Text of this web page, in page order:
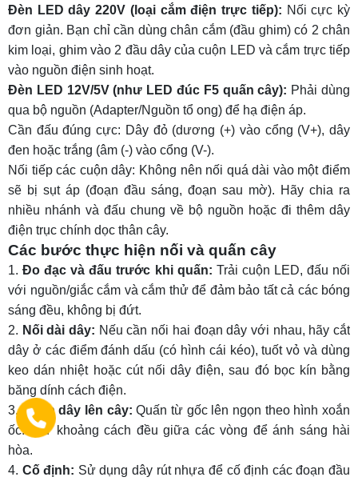
Đèn LED dây 220V (loại cắm điện trực tiếp): Nối cực kỳ
đơn giản. Bạn chỉ cần dùng chân cắm (đầu ghim) có 2 chân
kim loại, ghim vào 2 đầu dây của cuộn LED và cắm trực tiếp
vào nguồn điện sinh hoạt.
Đèn LED 12V/5V (như LED đúc F5 quấn cây): Phải dùng
qua bộ nguồn (Adapter/Nguồn tổ ong) để hạ điện áp.
Cần đấu đúng cực: Dây đỏ (dương (+) vào cổng (V+), dây
đen hoặc trắng (âm (-) vào cổng (V-).
Nối tiếp các cuộn dây: Không nên nối quá dài vào một điểm
sẽ bị sụt áp (đoạn đầu sáng, đoạn sau mờ). Hãy chia ra
nhiều nhánh và đấu chung về bộ nguồn hoặc đi thêm dây
điện trục chính dọc thân cây.
Các bước thực hiện nối và quấn cây
Đo đạc và đấu trước khi quấn: Trải cuộn LED, đấu nối
với nguồn/giắc cắm và cắm thử để đảm bảo tất cả các bóng
sáng đều, không bị đứt.
Nối dài dây: Nếu cần nối hai đoạn dây với nhau, hãy cắt
dây ở các điểm đánh dấu (có hình cái kéo), tuốt vỏ và dùng
keo dán nhiệt hoặc cút nối dây điện, sau đó bọc kín bằng
băng dính cách điện.
Quấn dây lên cây: Quấn từ gốc lên ngọn theo hình xoắn
ốc. Giữ khoảng cách đều giữa các vòng để ánh sáng hài
hòa.
Cố định: Sử dụng dây rút nhựa để cố định các đoạn đầu